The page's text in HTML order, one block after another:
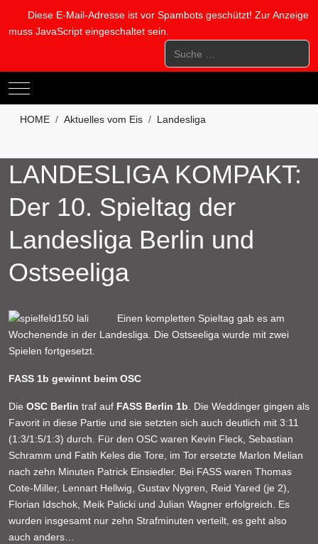
Diese E-Mail-Adresse ist vor Spambots geschützt! Zur Anzeige
muss JavaScript eingeschaltet sein.
Suchen
Mobile Menu Toggle
HOME Aktuelles vom Eis Landesliga
LANDESLIGA KOMPAKT:
Der 10. Spieltag der
Landesliga Berlin und
Ostseeliga
Einen kompletten Spieltag gab es am
Wochenende in der Landesliga. Die Ostseeliga wurde mit zwei
Spielen fortgesetzt.
FASS 1b gewinnt beim OSC
Die OSC Berlin traf auf FASS Berlin 1b . Die Weddinger gingen als
Favorit in diese Partie und sie setzten sich auch deutlich mit 3:11
(1:3/1:5/1:3) durch. Für den OSC waren Kevin Fleck, Sebastian
Schramm und Fatih Keles die Tore, im Tor ersetzte Marlon Melian
nach zehn Minuten Patrick Einsiedler. Bei FASS waren Thomas
Cote-Miller, Lennart Hellwig, Gustav Nygren, Reid Yared (je 2),
Florian Idschok, Meik Palicki und Julian Wagner erfolgreich. Es
wurden insgesamt nur zehn Strafminuten verteilt, es geht also
auch anders…